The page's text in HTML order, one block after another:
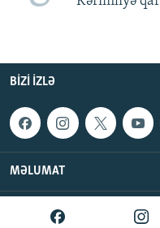
BIZI IZLƏ
MƏLUMAT